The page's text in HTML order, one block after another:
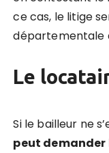
ce cas, le litige
départementale
Le
Si le bailleur ne
peut demander